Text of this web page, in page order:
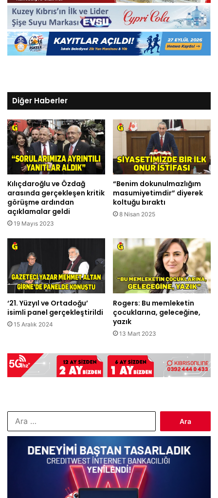
Diğer Haberler
Kılıçdaroğlu ve Özdağ
arasında gerçekleşen kritik
görüşme ardından
açıklamalar geldi
19 Mayıs 2023
“Benim dokunulmazlığım
masumiyetimdir” diyerek
koltuğu bıraktı
8 Nisan 2025
‘21. Yüzyıl ve Ortadoğu’
isimli panel gerçekleştirildi
15 Aralık 2024
Rogers: Bu memleketin
çocuklarına, geleceğine,
yazık
13 Mart 2023